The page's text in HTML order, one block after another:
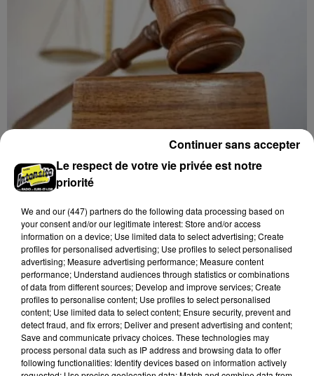
11h34
CHARTRES - VENTE AUX ENCHÈRES :
MONTRES, HORLOGERIE, BIJOUX
Samedi 21 novembre à 14h00 à la Galerie de Chartres :
vente aux enchères. Montres, horlogerie, bijoux,
orfèvrerie.
Le respect de votre vie privée est notre
priorité
We and our (447) partnersdo the following data processing based on
your consent and/or our legitimate interest: Store and/or access
information on a device; Use limited data to select advertising; Create
profiles for personalised advertising; Use profiles to select personalised
advertising; Measure advertising performance; Measure content
performance; Understand audiences through statistics or combinations
of data from different sources; Develop and improve services; Create
profiles to personalise content; Use profiles to select personalised
content; Use limited data to select content; Ensure security, prevent and
detect fraud, and fix errors; Deliver and present advertising and content;
Save and communicate privacy choices. These technologies may
process personal data such as IP address and browsing data to offer
following functionalities: Identify devices based on information actively
Continuer sans accepter